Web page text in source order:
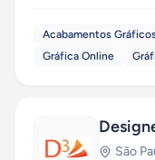
Acabamentos
Gráfica Online
São